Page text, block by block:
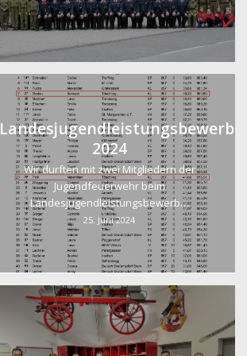
Landesjugendleistungsbewerb
2024
Wir durften mit zwei Mitgliedern der
Jugendfeuerwehr beim
Landesjugendleistungsbewerb…
25. Juni 2024